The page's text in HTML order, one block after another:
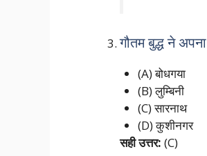
गौतम बुद्ध ने
(A) बोधगया
(B) लुम्बिनी
(C) सारनाथ
(D) कुशीनगर
सही उत्तर: (C)